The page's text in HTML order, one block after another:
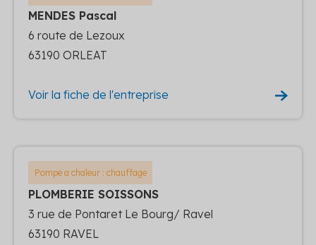
MENDES Pascal
6 route de Lezoux
63190 ORLEAT
Voir la fiche de l'entreprise
Pompe a chaleur : chauffage
PLOMBERIE SOISSONS
3 rue de Pontaret Le Bourg/ Ravel
63190 RAVEL